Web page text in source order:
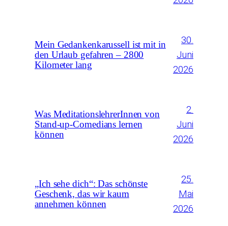
Mein Gedankenkarussell ist mit in
den Urlaub gefahren – 2800
Kilometer lang
30.
Juni
2026
Was MeditationslehrerInnen von
Stand-up-Comedians lernen
können
2.
Juni
2026
„Ich sehe dich“: Das schönste
Geschenk, das wir kaum
annehmen können
25.
Mai
2026